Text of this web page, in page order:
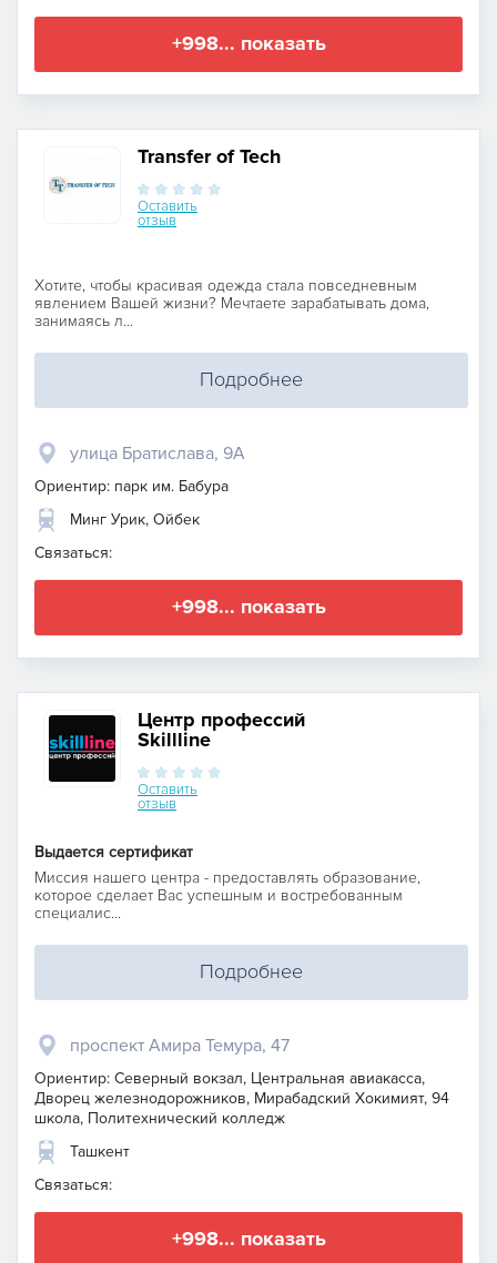
+998... показать
Transfer of Tech
Оставить
отзыв
Хотите, чтобы красивая одежда стала повседневным
явлением Вашей жизни? Мечтаете зарабатывать дома,
занимаясь л...
Подробнее
улица Братислава, 9А
Ориентир: парк им. Бабура
Минг Урик, Ойбек
Связаться:
+998... показать
Центр профессий
Skillline
Оставить
отзыв
Выдается сертификат
Миссия нашего центра - предоставлять образование,
которое сделает Вас успешным и востребованным
специалис...
Подробнее
проспект Амира Темура, 47
Ориентир: Северный вокзал, Центральная авиакасса,
Дворец железнодорожников, Мирабадский Хокимият, 94
школа, Политехнический колледж
Ташкент
Связаться:
+998... показать